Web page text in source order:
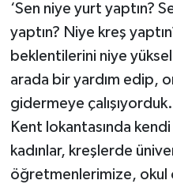
‘Sen niye yurt yaptın?
yaptın? Niye kreş
beklentilerini niye
arada bir yardım edip,
gidermeye
Kent lokantasında
kadınlar, kreşlerde
öğretmenlerimize, okul